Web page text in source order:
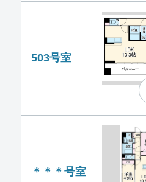
503号室
＊＊＊号室